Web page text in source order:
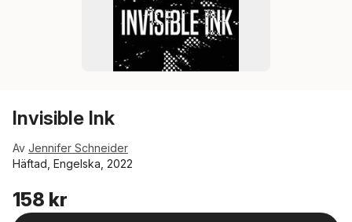
Invisible Ink
Av Jennifer Schneider
Häftad, Engelska, 2022
158 kr